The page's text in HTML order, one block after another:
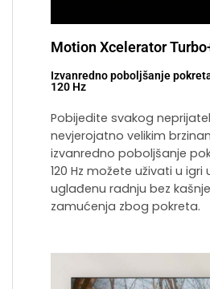
Motion Xcelerator
Izvanredno poboljšanje
120 Hz
Pobijedite svakog
nevjerojatno velikim
izvanredno poboljšanje
120 Hz možete uživati u igri
uglađenu radnju bez
zamućenja zbog pokreta.